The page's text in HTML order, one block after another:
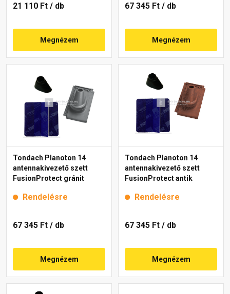
21 110 Ft / db
Megnézem
67 345 Ft / db
Megnézem
Tondach Planoton 14
antennakivezető szett
FusionProtect gránit
Rendelésre
67 345 Ft / db
Megnézem
Tondach Planoton 14
antennakivezető szett
FusionProtect antik
Rendelésre
67 345 Ft / db
Megnézem